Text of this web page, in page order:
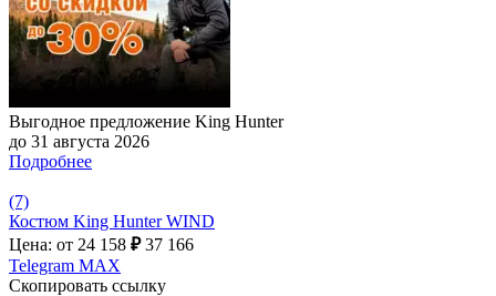
Выгодное предложение King Hunter
до 31 августа 2026
Подробнее
(7)
Костюм King Hunter WIND
Цена: от 24 158 ₽ 37 166
Telegram MAX
Скопировать ссылку